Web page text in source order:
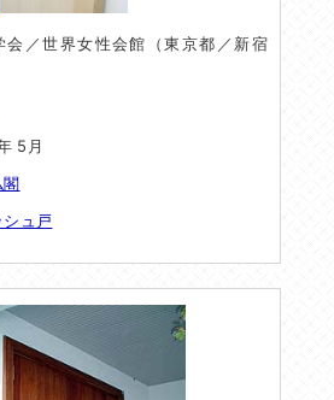
会／世界女性会館（東京都／新宿
5月
閣
ュ戸